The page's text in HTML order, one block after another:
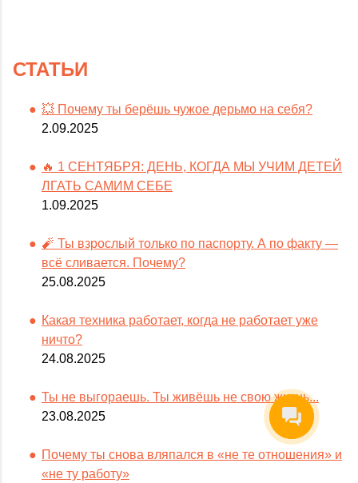
СТАТЬИ
💥 Почему ты берёшь чужое дерьмо на себя?
2.09.2025
🔥 1 СЕНТЯБРЯ: ДЕНЬ, КОГДА МЫ УЧИМ ДЕТЕЙ
ЛГАТЬ САМИМ СЕБЕ
1.09.2025
🧨 Ты взрослый только по паспорту. А по факту —
всё сливается. Почему?
25.08.2025
Какая техника работает, когда не работает уже
ничто?
24.08.2025
Ты не выгораешь. Ты живёшь не свою жизнь...
23.08.2025
Почему ты снова вляпался в «не те отношения» и
«не ту работу»